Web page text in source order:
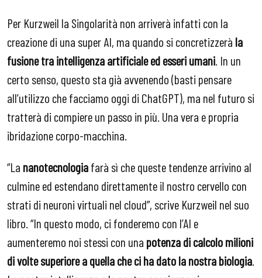
Per Kurzweil la Singolarità non arriverà infatti con la
creazione di una super AI, ma quando si concretizzerà la
fusione tra intelligenza artificiale ed esseri umani . In un
certo senso, questo sta già avvenendo (basti pensare
all’utilizzo che facciamo oggi di ChatGPT), ma nel futuro si
tratterà di compiere un passo in più. Una vera e propria
ibridazione corpo-macchina.
“La nanotecnologiafarà sì che queste tendenze arrivino al
culmine ed estendano direttamente il nostro cervello con
strati di neuroni virtuali nel cloud”, scrive Kurzweil nel suo
libro. “In questo modo, ci fonderemo con l’AI e
aumenteremo noi stessi con una potenza di calcolo milioni
di volte superiore a quella che ci ha dato la nostra biologia